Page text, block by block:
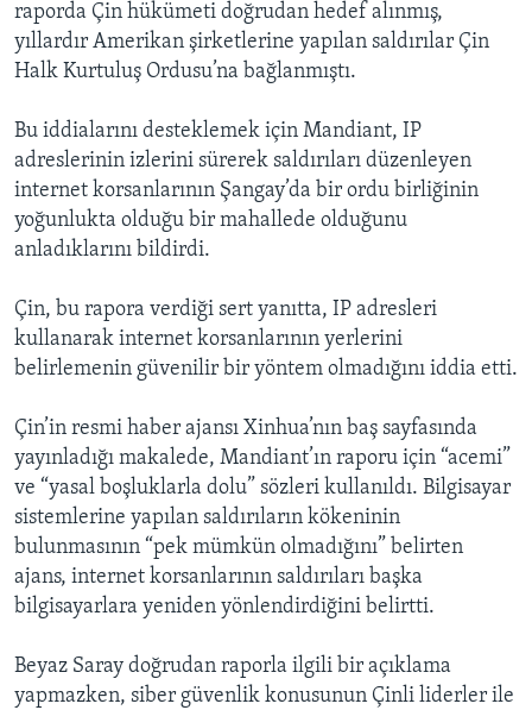
raporda Çin hükümeti doğrudan hedef alınmış,
yıllardır Amerikan şirketlerine yapılan saldırılar Çin
Halk Kurtuluş Ordusu’na bağlanmıştı.
Bu iddialarını desteklemek için Mandiant, IP
adreslerinin izlerini sürerek saldırıları düzenleyen
internet korsanlarının Şangay’da bir ordu birliğinin
yoğunlukta olduğu bir mahallede olduğunu
anladıklarını bildirdi.
Çin, bu rapora verdiği sert yanıtta, IP adresleri
kullanarak internet korsanlarının yerlerini
belirlemenin güvenilir bir yöntem olmadığını iddia etti.
Çin’in resmi haber ajansı Xinhua’nın baş sayfasında
yayınladığı makalede, Mandiant’ın raporu için “acemi”
ve “yasal boşluklarla dolu” sözleri kullanıldı. Bilgisayar
sistemlerine yapılan saldırıların kökeninin
bulunmasının “pek mümkün olmadığını” belirten
ajans, internet korsanlarının saldırıları başka
bilgisayarlara yeniden yönlendirdiğini belirtti.
Beyaz Saray doğrudan raporla ilgili bir açıklama
yapmazken, siber güvenlik konusunun Çinli liderler ile